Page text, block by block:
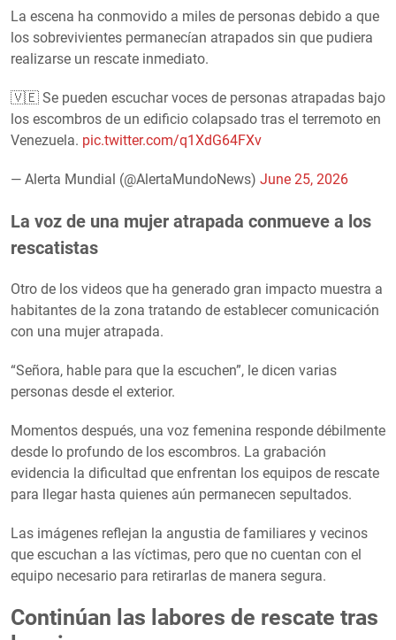
La escena ha conmovido a miles de personas debido a que
los sobrevivientes permanecían atrapados sin que pudiera
realizarse un rescate inmediato.
🇻🇪 Se pueden escuchar voces de personas atrapadas bajo
los escombros de un edificio colapsado tras el terremoto en
Venezuela. pic.twitter.com/q1XdG64FXv
— Alerta Mundial (@AlertaMundoNews) June 25, 2026
La voz de una mujer atrapada conmueve a los
rescatistas
Otro de los videos que ha generado gran impacto muestra a
habitantes de la zona tratando de establecer comunicación
con una mujer atrapada.
“Señora, hable para que la escuchen”, le dicen varias
personas desde el exterior.
Momentos después, una voz femenina responde débilmente
desde lo profundo de los escombros. La grabación
evidencia la dificultad que enfrentan los equipos de rescate
para llegar hasta quienes aún permanecen sepultados.
Las imágenes reflejan la angustia de familiares y vecinos
que escuchan a las víctimas, pero que no cuentan con el
equipo necesario para retirarlas de manera segura.
Continúan las labores de rescate tras